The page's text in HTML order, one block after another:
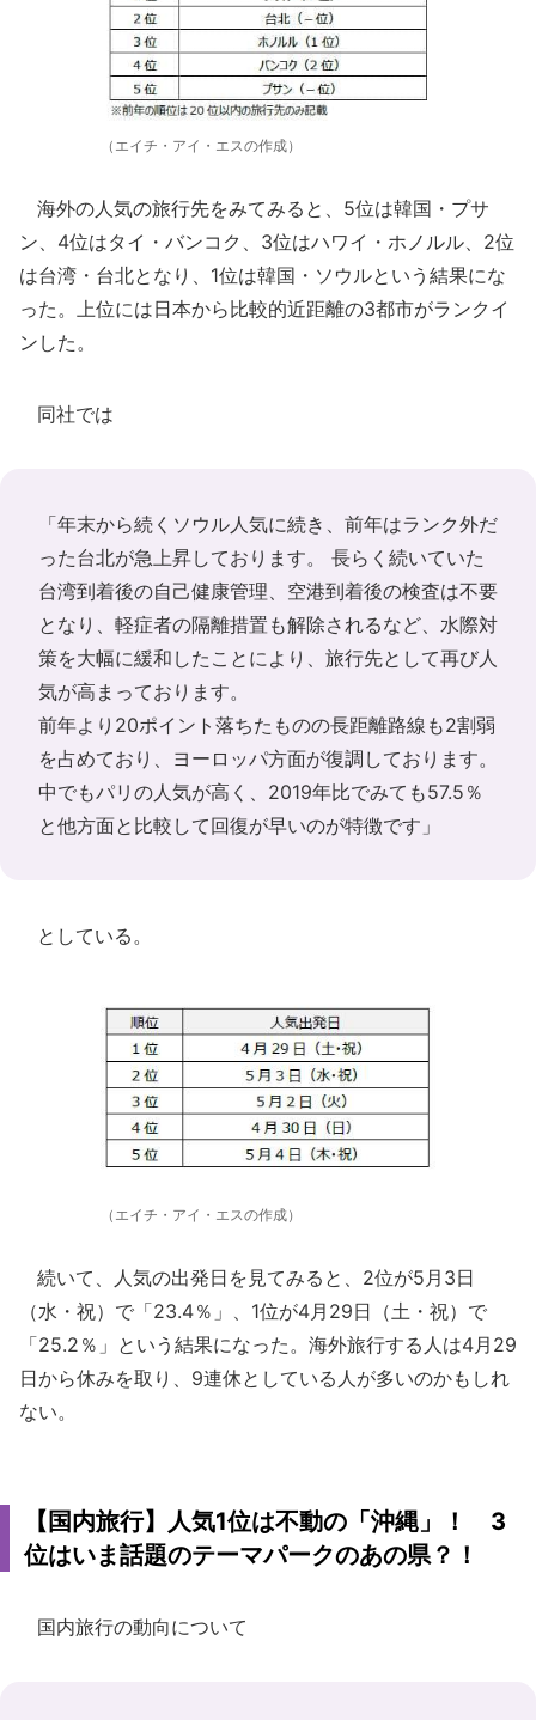
（エイチ・アイ・エスの作成）
海外の人気の旅行先をみてみると、5位は韓国・プサ
ン、4位はタイ・バンコク、3位はハワイ・ホノルル、2位
は台湾・台北となり、1位は韓国・ソウルという結果にな
った。上位には日本から比較的近距離の3都市がランクイ
ンした。
同社では
「年末から続くソウル人気に続き、前年はランク外だ
った台北が急上昇しております。 長らく続いていた
台湾到着後の自己健康管理、空港到着後の検査は不要
となり、軽症者の隔離措置も解除されるなど、水際対
策を大幅に緩和したことにより、旅行先として再び人
気が高まっております。
前年より20ポイント落ちたものの長距離路線も2割弱
を占めており、ヨーロッパ方面が復調しております。
中でもパリの人気が高く、2019年比でみても57.5％
と他方面と比較して回復が早いのが特徴です」
としている。
（エイチ・アイ・エスの作成）
続いて、人気の出発日を見てみると、2位が5月3日
（水・祝）で「23.4％」、1位が4月29日（土・祝）で
「25.2％」という結果になった。海外旅行する人は4月29
日から休みを取り、9連休としている人が多いのかもしれ
ない。
【国内旅行】人気1位は不動の「沖縄」！ 3
位はいま話題のテーマパークのあの県？！
国内旅行の動向について